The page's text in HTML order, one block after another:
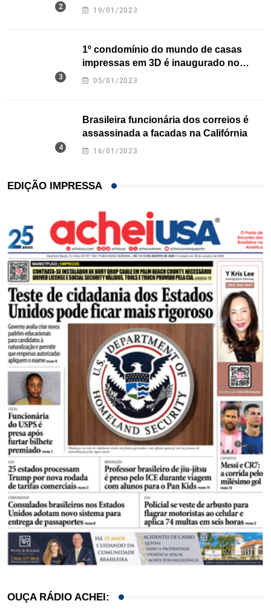
nos EUA
19/01/2023
1º condomínio do mundo de casas
impressas em 3D é inaugurado no
Texas
05/01/2023
Brasileira funcionária dos correios é
assassinada a facadas na Califórnia
16/01/2023
EDIÇÃO IMPRESSA
OUÇA RÁDIO ACHEI: